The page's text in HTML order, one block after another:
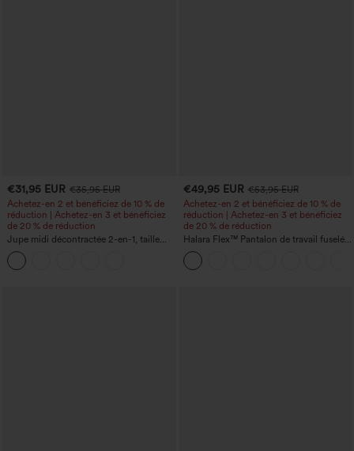
€31,95 EUR €35,95 EUR
Achetez-en 2 et bénéficiez de 10 % de
réduction | Achetez-en 3 et bénéficiez
de 20 % de réduction
Jupe midi décontractée 2-en-1, taille
haute à effet gainant, froncée avec
ourlet arrondi, en polaire et PU
€49,95 EUR €53,95 EUR
Achetez-en 2 et bénéficiez de 10 % de
réduction | Achetez-en 3 et bénéficiez
de 20 % de réduction
Halara Flex™ Pantalon de travail fuselé,
uni, taille haute, avec poches